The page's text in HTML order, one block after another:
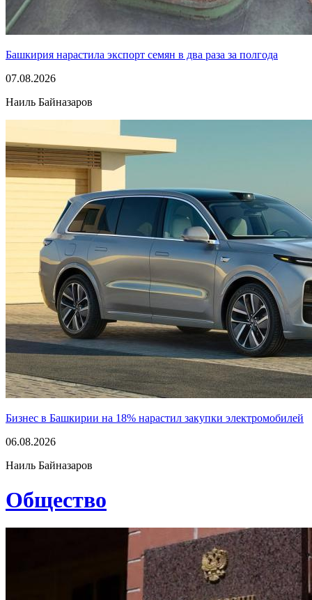
Башкирия нарастила экспорт семян в два раза за полгода
07.08.2026
Наиль Байназаров
Бизнес в Башкирии на 18% нарастил закупки электромобилей
06.08.2026
Наиль Байназаров
Общество